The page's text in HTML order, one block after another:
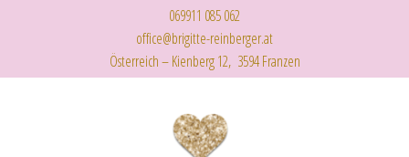
069911 085 062
office@brigitte-reinberger.at
Österreich – Kienberg 12, 3594 Franzen